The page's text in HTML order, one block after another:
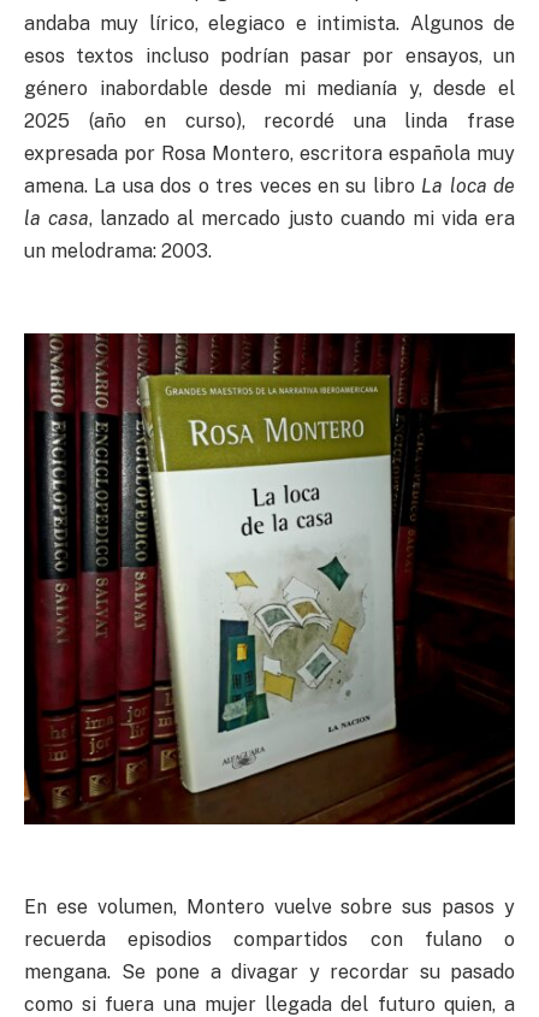
andaba muy lírico, elegiaco e intimista. Algunos de
esos textos incluso podrían pasar por ensayos, un
género inabordable desde mi medianía y, desde el
2025 (año en curso), recordé una linda frase
expresada por Rosa Montero, escritora española muy
amena. La usa dos o tres veces en su libro La loca de
la casa, lanzado al mercado justo cuando mi vida era
un melodrama: 2003.
En ese volumen, Montero vuelve sobre sus pasos y
recuerda episodios compartidos con fulano o
mengana. Se pone a divagar y recordar su pasado
como si fuera una mujer llegada del futuro quien, a